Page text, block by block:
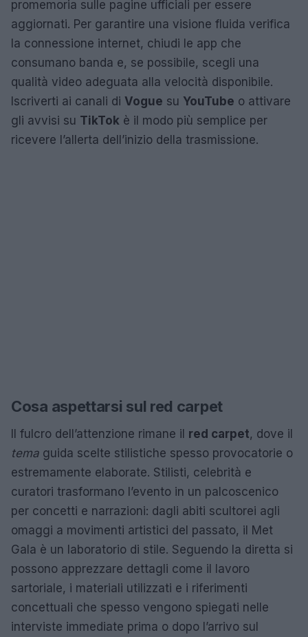
promemoria sulle pagine ufficiali per essere
aggiornati. Per garantire una visione fluida verifica
la connessione internet, chiudi le app che
consumano banda e, se possibile, scegli una
qualità video adeguata alla velocità disponibile.
Iscriverti ai canali di Vogue su YouTube o attivare
gli avvisi su TikTok è il modo più semplice per
ricevere l’allerta dell’inizio della trasmissione.
Cosa aspettarsi sul red carpet
Il fulcro dell’attenzione rimane il red carpet, dove il
tema guida scelte stilistiche spesso provocatorie o
estremamente elaborate. Stilisti, celebrità e
curatori trasformano l’evento in un palcoscenico
per concetti e narrazioni: dagli abiti scultorei agli
omaggi a movimenti artistici del passato, il Met
Gala è un laboratorio di stile. Seguendo la diretta si
possono apprezzare dettagli come il lavoro
sartoriale, i materiali utilizzati e i riferimenti
concettuali che spesso vengono spiegati nelle
interviste immediate prima o dopo l’arrivo sul